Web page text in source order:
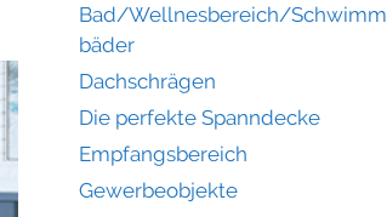
Bad/Wellnesbereich/Schwimm
bäder
Dachschrägen
Die perfekte Spanndecke
Empfangsbereich
Gewerbeobjekte